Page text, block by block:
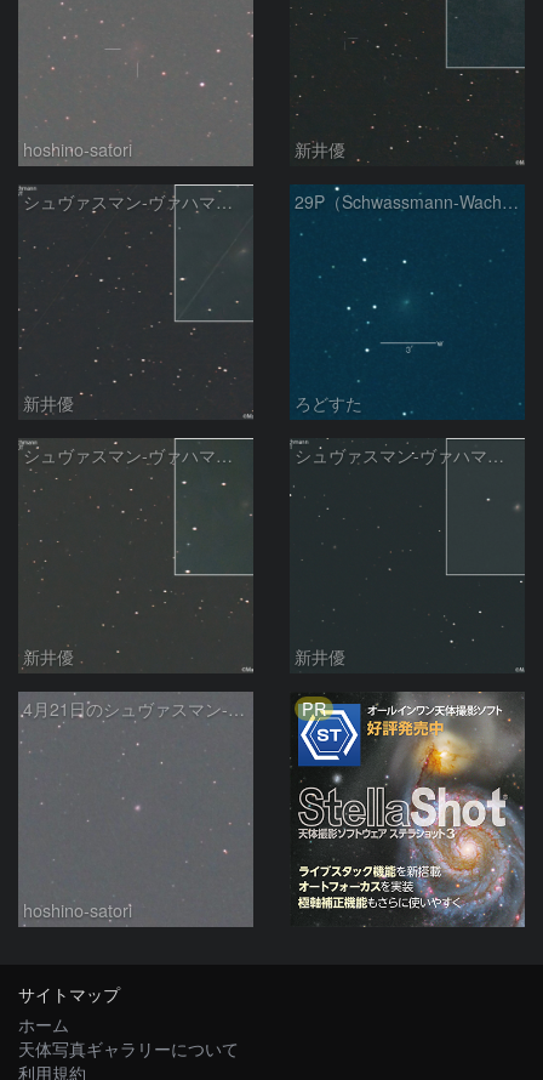
hoshino-satori 新井優
シュヴァスマン-ヴァハマン彗星 ( 29P )：2026/05/10
新井優
29P（Schwassmann-Wachmann）
ろどすた
シュヴァスマン-ヴァハマン彗星 ( 29P )：2026/05/07
新井優
シュヴァスマン-ヴァハマン彗星 ( 29P )：2026/04/21
新井優
4月21日のシュヴァスマン-ヴァハマン第1彗星（Schwassmann-Wachmann 1）
hoshino-satori
PR
サイトマップ
ホーム
天体写真ギャラリーについて
利用規約